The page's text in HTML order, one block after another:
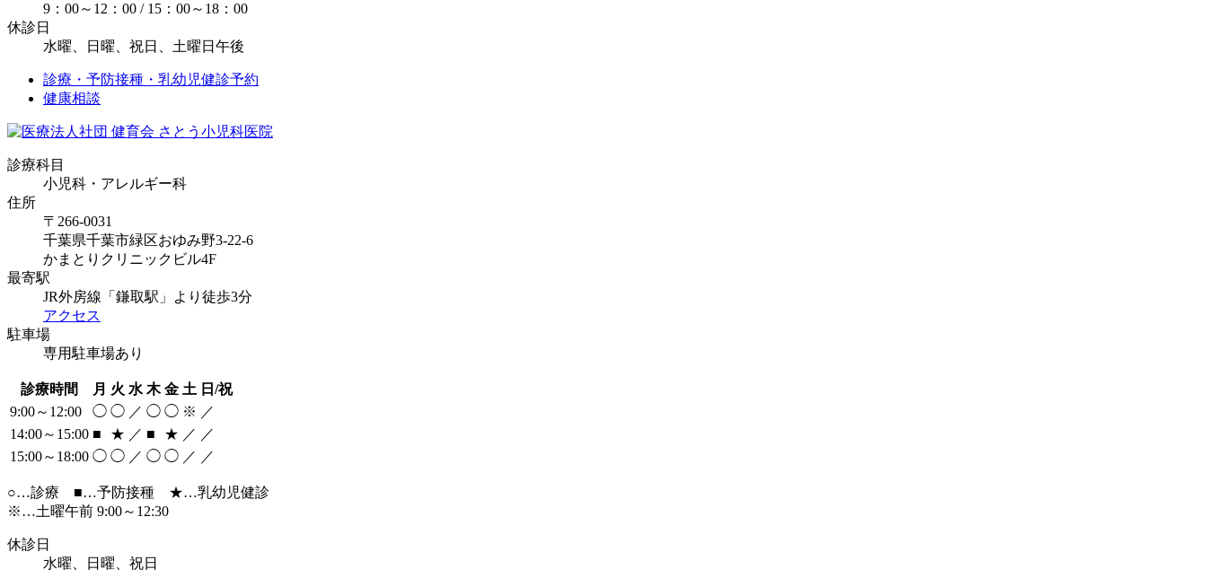
9：00～12：00 / 15：00～18：00
休診日
水曜、日曜、祝日、土曜日午後
診療・予防接種・乳幼児健診予約
健康相談
診療科目
小児科・アレルギー科
住所
〒266-0031
千葉県千葉市緑区おゆみ野3-22-6
かまとりクリニックビル4F
最寄駅
JR外房線「鎌取駅」より徒歩3分
アクセス
駐車場
専用駐車場あり
診療時間 月 火 水 木 金 土 日/祝
9:00～12:00
◯ ◯ ／ ◯ ◯ ※ ／
14:00～15:00 ■ ★ ／ ■ ★ ／ ／
15:00～18:00 ◯ ◯ ／ ◯ ◯ ／ ／
○…診療 ■…予防接種 ★…乳幼児健診
※…土曜午前 9:00～12:30
休診日
水曜、日曜、祝日